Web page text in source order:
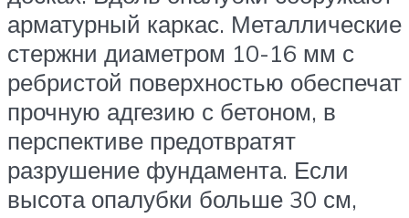
арматурный каркас. Металлические
стержни диаметром 10-16 мм с
ребристой поверхностью обеспечат
прочную адгезию с бетоном, в
перспективе предотвратят
разрушение фундамента. Если
высота опалубки больше 30 см,